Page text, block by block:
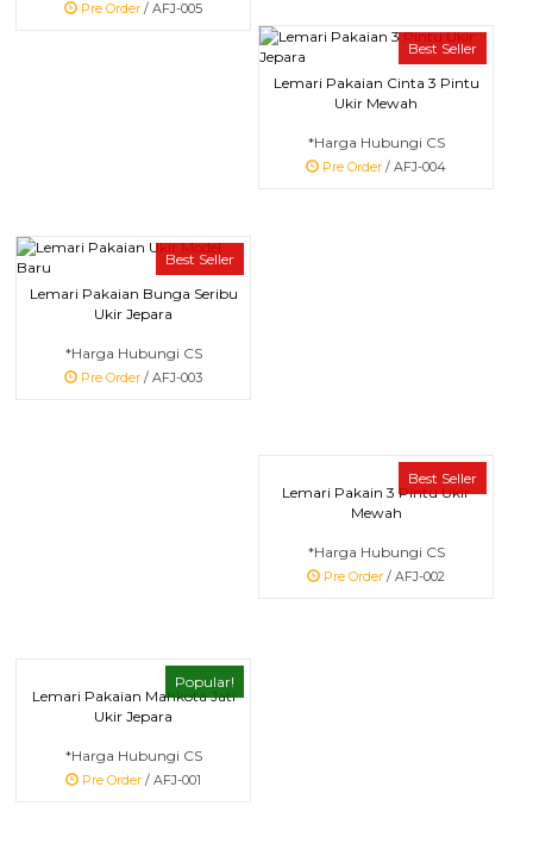
Pre Order / AFJ-005
Best Seller
Lemari Pakaian Cinta 3 Pintu
Ukir Mewah
*Harga Hubungi CS
Pre Order / AFJ-004
Best Seller
Lemari Pakaian Bunga Seribu
Ukir Jepara
*Harga Hubungi CS
Pre Order / AFJ-003
Best Seller
Lemari Pakain 3 Pintu Ukir
Mewah
*Harga Hubungi CS
Pre Order / AFJ-002
Popular!
Lemari Pakaian Mahkota Jati
Ukir Jepara
*Harga Hubungi CS
Pre Order / AFJ-001